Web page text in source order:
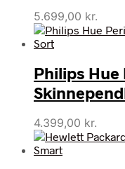
5.699,00 kr.
Philips
4.399,00 kr.